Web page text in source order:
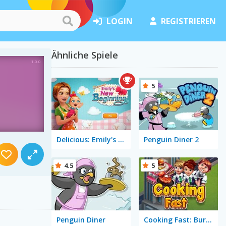
LOGIN REGISTRIEREN
Ähnliche Spiele
Delicious: Emily's New Beginning Penguin Diner 2
5
Penguin Diner
4.5
Cooking Fast: Burger & Hotdog
5